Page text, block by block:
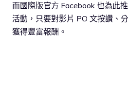
而國際版官方 Facebook 也為此推
活動，只要對影片 PO 文按讚、
獲得豐富報酬。